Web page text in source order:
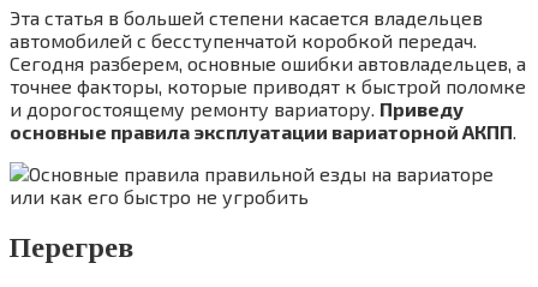
Эта статья в большей степени касается владельцев
автомобилей с бесступенчатой коробкой передач.
Сегодня разберем, основные ошибки автовладельцев, а
точнее факторы, которые приводят к быстрой поломке
и дорогостоящему ремонту вариатору. Приведу
основные правила эксплуатации вариаторной АКПП.
Перегрев